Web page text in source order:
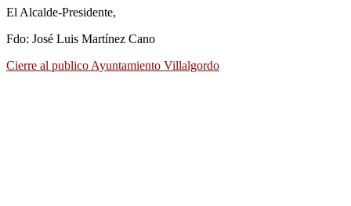
El Alcalde-Presidente,
Fdo: José Luis Martínez Cano
Cierre al publico Ayuntamiento Villalgordo